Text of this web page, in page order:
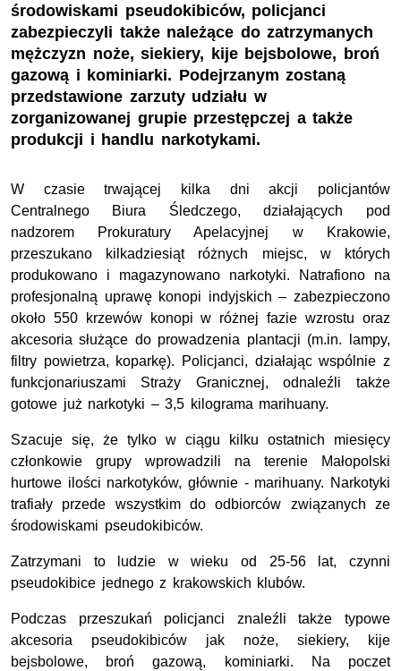
środowiskami pseudokibiców, policjanci
zabezpieczyli także należące do zatrzymanych
mężczyzn noże, siekiery, kije bejsbolowe, broń
gazową i kominiarki. Podejrzanym zostaną
przedstawione zarzuty udziału w
zorganizowanej grupie przestępczej a także
produkcji i handlu narkotykami.
W czasie trwającej kilka dni akcji policjantów
Centralnego Biura Śledczego, działających pod
nadzorem Prokuratury Apelacyjnej w Krakowie,
przeszukano kilkadziesiąt różnych miejsc, w których
produkowano i magazynowano narkotyki. Natrafiono na
profesjonalną uprawę konopi indyjskich – zabezpieczono
około 550 krzewów konopi w różnej fazie wzrostu oraz
akcesoria służące do prowadzenia plantacji (m.in. lampy,
filtry powietrza, koparkę). Policjanci, działając wspólnie z
funkcjonariuszami Straży Granicznej, odnaleźli także
gotowe już narkotyki – 3,5 kilograma marihuany.
Szacuje się, że tylko w ciągu kilku ostatnich miesięcy
członkowie grupy wprowadzili na terenie Małopolski
hurtowe ilości narkotyków, głównie - marihuany. Narkotyki
trafiały przede wszystkim do odbiorców związanych ze
środowiskami pseudokibiców.
Zatrzymani to ludzie w wieku od 25-56 lat, czynni
pseudokibice jednego z krakowskich klubów.
Podczas przeszukań policjanci znaleźli także typowe
akcesoria pseudokibiców jak noże, siekiery, kije
bejsbolowe, broń gazową, kominiarki. Na poczet